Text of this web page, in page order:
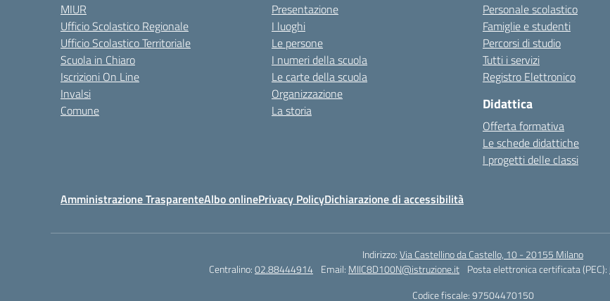
MIUR
Ufficio Scolastico Regionale
Ufficio Scolastico Territoriale
Scuola in Chiaro
Iscrizioni On Line
Invalsi
Comune
Presentazione
I luoghi
Le persone
I numeri della scuola
Le carte della scuola
Organizzazione
La storia
Personale scolastico
Famiglie e studenti
Percorsi di studio
Tutti i servizi
Registro Elettronico
Didattica
Offerta formativa
Le schede didattiche
I progetti delle classi
Amministrazione TrasparenteAlbo onlinePrivacy PolicyDichiarazione di accessibilità
Indirizzo:Via Castellino da Castello, 10 - 20155 Milano
Centralino:02.88444914 Email: MIIC8D100N@istruzione.it Posta elettronica certificata (PEC):
Codice fiscale: 97504470150